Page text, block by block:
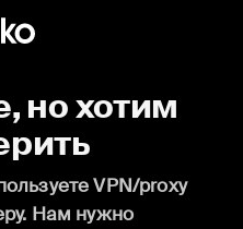
но хотим
VPN/proxy
Нам нужно